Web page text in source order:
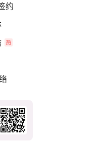
约